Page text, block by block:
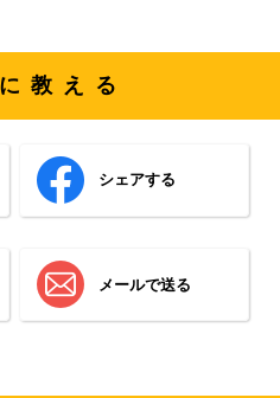
教える
シェアする
メールで送る